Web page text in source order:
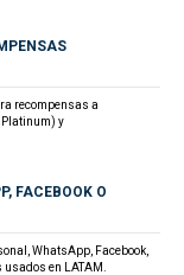
recompensas a
Platinum) y
FACEBOOK O
WhatsApp, Facebook,
en LATAM.